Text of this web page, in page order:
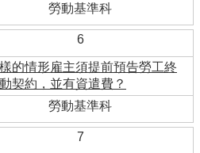
勞動基準科
6
的情形雇主須提前預告勞工終
契約，並有資遣費？
勞動基準科
7